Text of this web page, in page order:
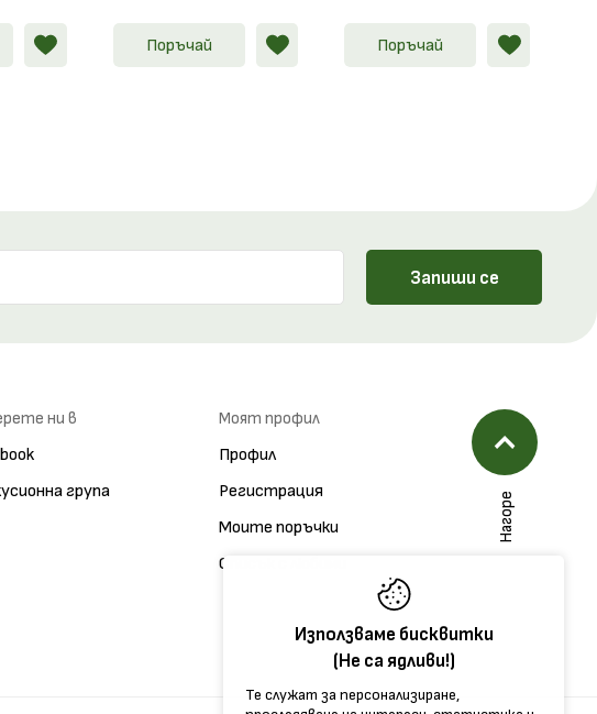
Използваме бисквитки
(Не са ядливи!)
Те служат за персонализиране,
Поръчай Поръчай
Запиши се
ни в
група
Моят профил
Профил
Регистрация
Моите поръчки
Списък с любими
Нагоре